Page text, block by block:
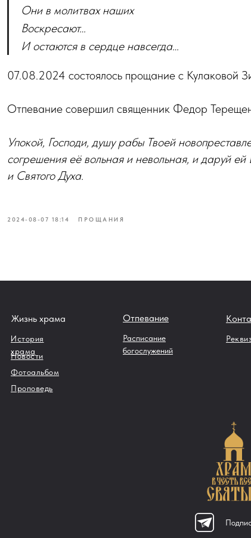
Они в молитвах наших
Воскресают…
И остаются в сердце навсегда…
07.08.2024 состоялось прощание с Кулаковой
Отпевание совершил священник Федор
Упокой, Господи, душу рабы Твоей
согрешения её вольная и невольная, и даруй
и Святого Духа.
2024-08-07 18:14 ПРОЩАНИЯ
Жизнь храма
Проповедь
История
храма
Новости
Фотоальбом
Расписание
богослужений
Отпевание